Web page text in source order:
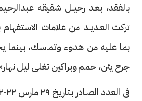
بالفقد، بعـد رحيــل شقيقه عبدالرحيم
تركت العـديــد من علامات
بما عليه من هدوء وتماسك، بينما
جرح يئن، حمم وبراكين تغلى ليل